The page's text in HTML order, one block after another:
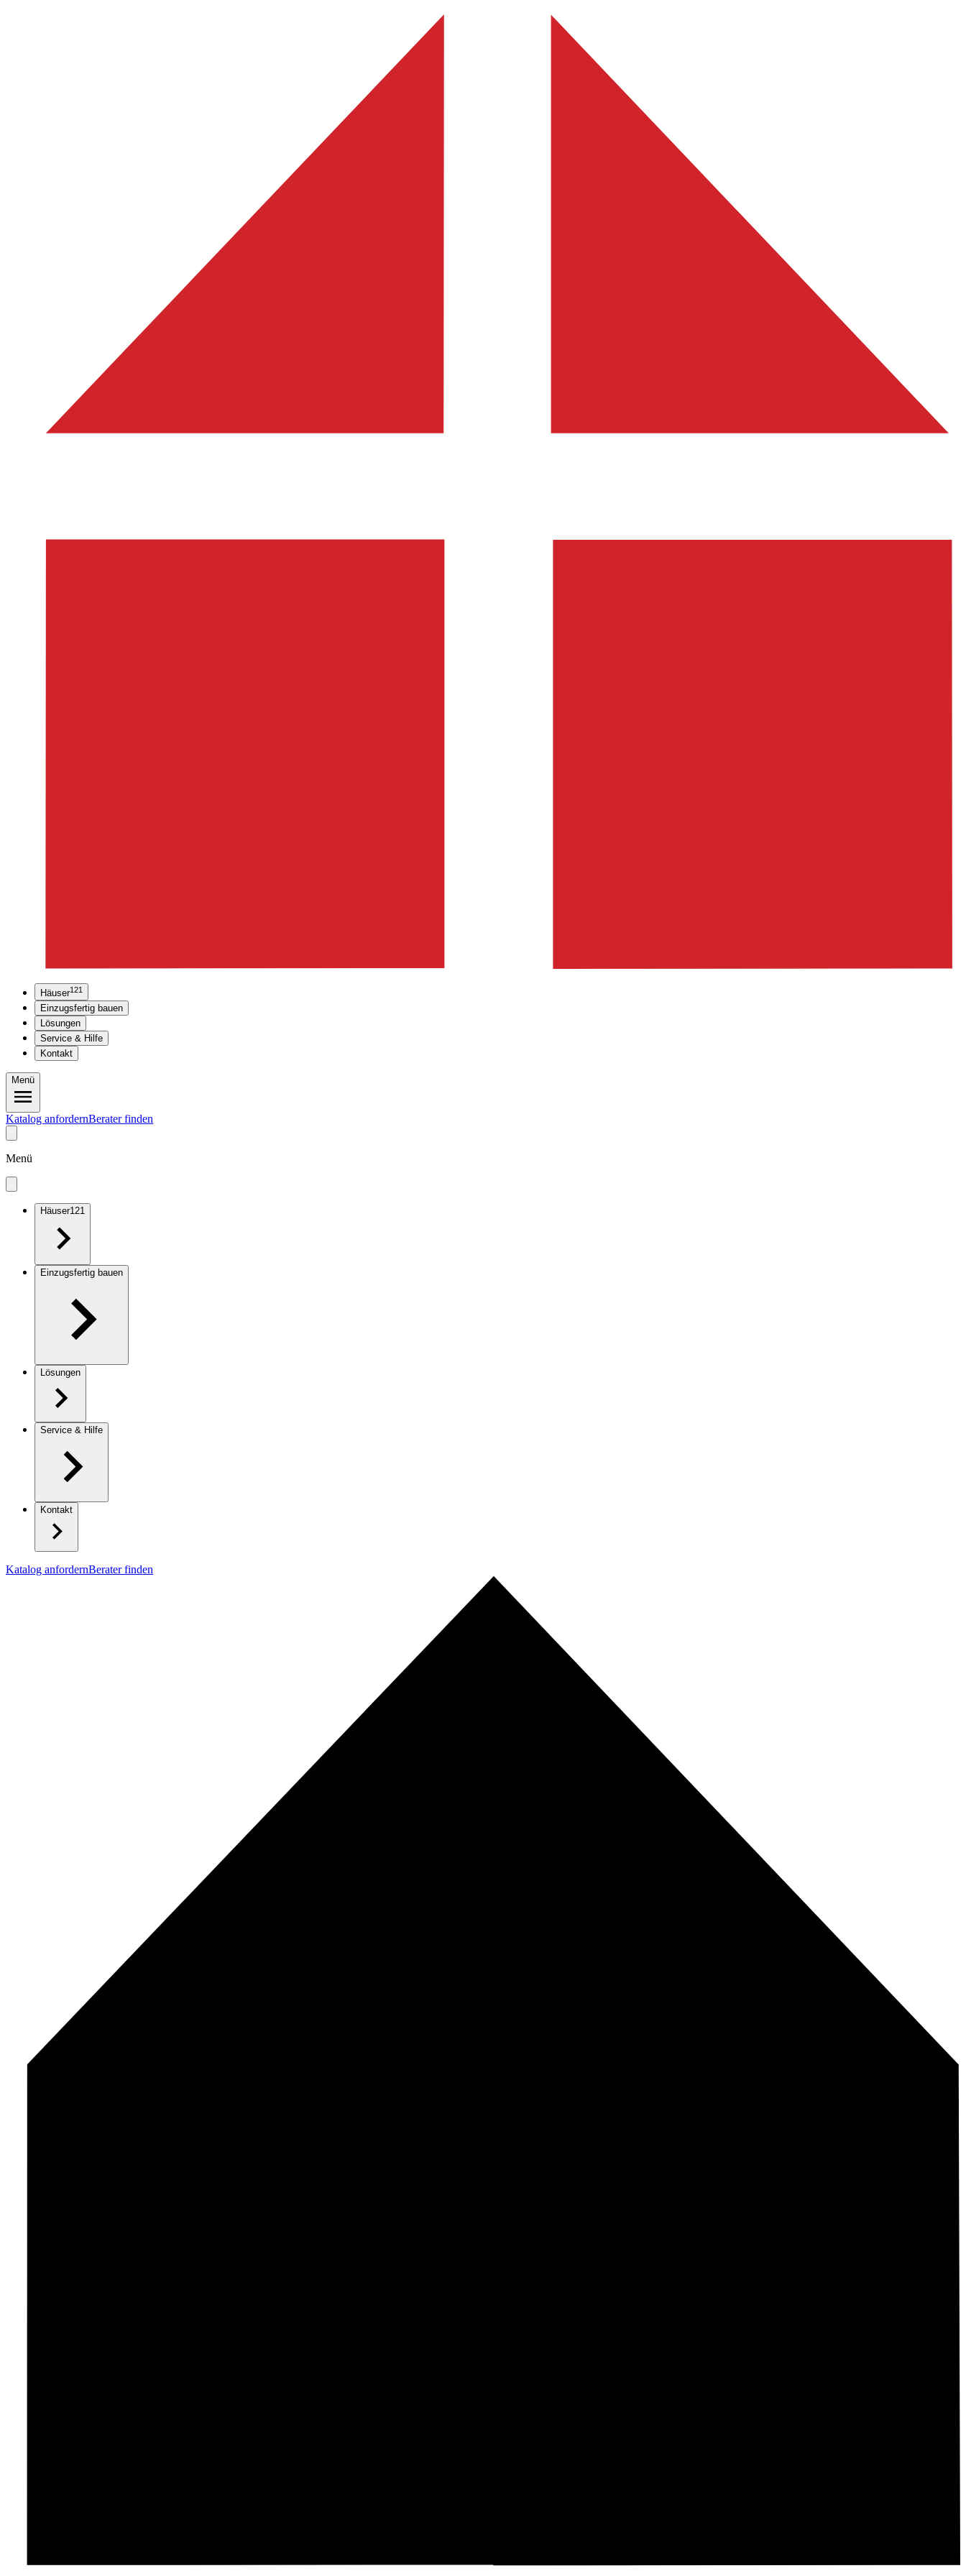
Häuser121
Einzugsfertig bauen
Lösungen
Service & Hilfe
Kontakt
Menü
Katalog anfordernBerater finden
Menü
Häuser121
Einzugsfertig bauen
Lösungen
Service & Hilfe
Kontakt
Katalog anfordernBerater finden